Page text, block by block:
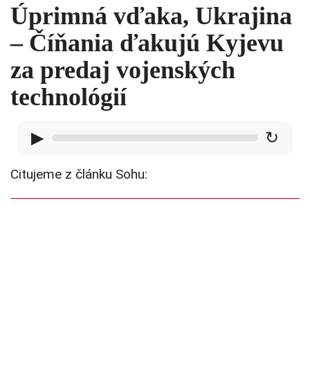
Úprimná vďaka, Ukrajina
– Číňania ďakujú Kyjevu
za predaj vojenských
technológií
▶ ↻
Citujeme z článku Sohu: